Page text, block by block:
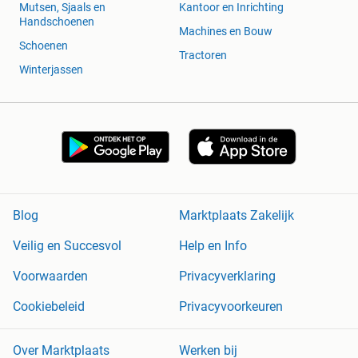
Mutsen, Sjaals en
Handschoenen
Schoenen
Winterjassen
Kantoor en Inrichting
Machines en Bouw
Tractoren
Blog
Marktplaats Zakelijk
Veilig en Succesvol
Help en Info
Voorwaarden
Privacyverklaring
Cookiebeleid
Privacyvoorkeuren
Over Marktplaats Werken bij